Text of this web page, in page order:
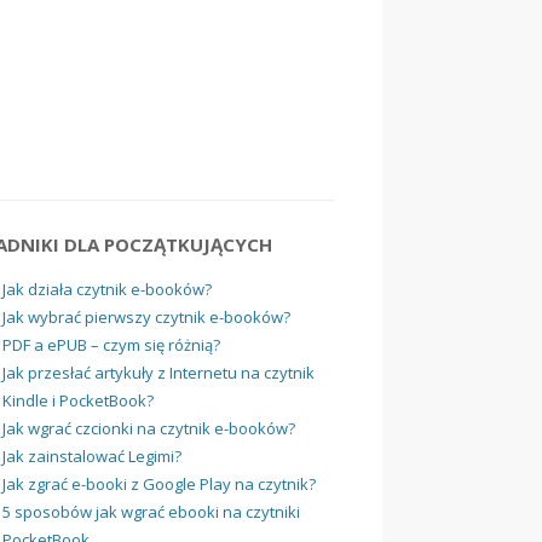
DLA POCZĄTKUJĄCYCH
Jak działa czytnik e-booków?
Jak wybrać pierwszy czytnik e-booków?
PDF a ePUB – czym się różnią?
Jak przesłać artykuły z Internetu na czytnik
Kindle i PocketBook?
Jak wgrać czcionki na czytnik e-booków?
Jak zainstalować Legimi?
Jak zgrać e-booki z Google Play na czytnik?
5 sposobów jak wgrać ebooki na czytniki